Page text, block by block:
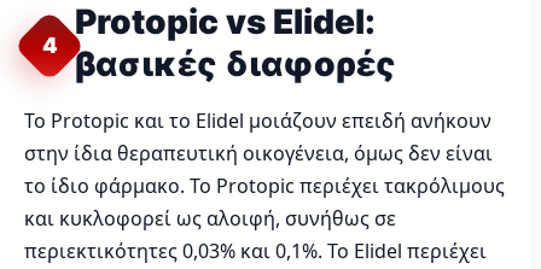
4
Protopic vs Elidel:
βασικές διαφορές
Το Protopic και το Elidel μοιάζουν επειδή ανήκουν
στην ίδια θεραπευτική οικογένεια, όμως δεν είναι
το ίδιο φάρμακο. Το Protopic περιέχει τακρόλιμους
και κυκλοφορεί ως αλοιφή, συνήθως σε
περιεκτικότητες 0,03% και 0,1%. Το Elidel περιέχει